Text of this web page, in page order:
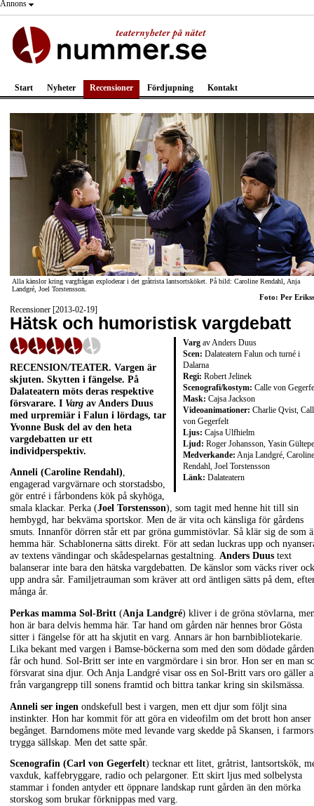
Annons
Start Nyheter Recensioner Fördjupning Kontakt
Alla känslor kring vargfrågan exploderar i det gråtrista lantsortsköket. På bild: Caroline Rendahl, Anja
Landgré, Joel Torstensson.
Foto: Per
Recensioner [2013-02-19]
Hätsk och humoristisk vargdebatt
Varg av Anders Duus
Scen: Dalateatern Falun och turné i
Dalarna
Regi: Robert Jelinek
Scenografi/kostym: Calle von
Mask: Cajsa Jackson
Videoanimationer: Charlie Qvist,
von Gegerfelt
Ljus: Cajsa Ulfhielm
Ljud: Roger Johansson, Yasin Gültepe
Medverkande: Anja Landgré, Caroline
Rendahl, Joel Torstensson
Länk: Dalateatern
RECENSION/TEATER. Vargen är
skjuten. Skytten i fängelse. På
Dalateatern möts deras respektive
försvarare. I Varg av Anders Duus
med urpremiär i Falun i lördags, tar
Yvonne Busk del av den heta
vargdebatten ur ett
individperspektiv.
Anneli (Caroline Rendahl),
engagerad vargvärnare och storstadsbo,
gör entré i fårbondens kök på skyhöga,
smala klackar. Perka (Joel Torstensson), som tagit med henne hit till sin
hembygd, har bekväma sportskor. Men de är vita och känsliga för gårdens
smuts. Innanför dörren står ett par gröna gummistövlar. Så klär sig de som
hemma här. Schablonerna sätts direkt. För att sedan luckras upp och
av textens vändingar och skådespelarnas gestaltning. Anders Duus text
balanserar inte bara den hätska vargdebatten. De känslor som väcks river
upp andra sår. Familjetrauman som kräver att ord äntligen sätts på dem,
många år.
Perkas mamma Sol-Britt (Anja Landgré) kliver i de gröna stövlarna,
hon är bara delvis hemma här. Tar hand om gården när hennes bror Gösta
sitter i fängelse för att ha skjutit en varg. Annars är hon barnbibliotekarie.
Lika bekant med vargen i Bamse-böckerna som med den som dödade
får och hund. Sol-Britt ser inte en vargmördare i sin bror. Hon ser en man
försvarat sina djur. Och Anja Landgré visar oss en Sol-Britt vars oro gäller
från vargangrepp till sonens framtid och bittra tankar kring sin skilsmässa.
Anneli ser ingen ondskefull best i vargen, men ett djur som följt sina
instinkter. Hon har kommit för att göra en videofilm om det brott hon anser
begånget. Barndomens möte med levande varg skedde på Skansen, i farmors
trygga sällskap. Men det satte spår.
Scenografin (Carl von Gegerfelt) tecknar ett litet, gråtrist, lantsortskök,
vaxduk, kaffebryggare, radio och pelargoner. Ett skirt ljus med solbelysta
stammar i fonden antyder ett öppnare landskap runt gården än den mörka
storskog som brukar förknippas med varg.